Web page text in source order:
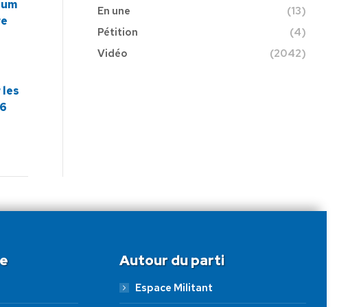
les
En une
(13)
Pétition
(4)
Vidéo
(2042)
Autour du parti
Espace Militant